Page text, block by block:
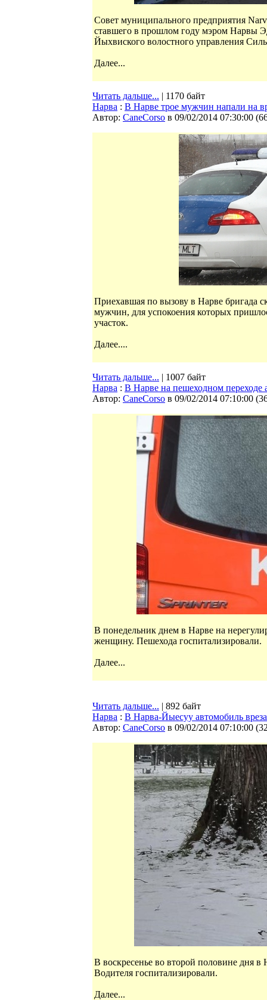
Совет муниципального предприятия
ставшего в прошлом году мэром Нарвы
Йыхвиского волостного управления
Далее...
Читать дальше... | 1170 байт
Нарва : В Нарве трое мужчин напали на
Автор: CaneCorso в 09/02/2014 07:30:00 (
Приехавшая по вызову в Нарве бригада
мужчин, для успокоения которых
участок.
Далее....
Читать дальше... | 1007 байт
Нарва : В Нарве на пешеходном
Автор: CaneCorso в 09/02/2014 07:10:00 (
В понедельник днем в Нарве на
женщину. Пешехода госпитализировали.
Далее...
Читать дальше... | 892 байт
Нарва : В Нарва-Йыесуу автомобиль
Автор: CaneCorso в 09/02/2014 07:10:00 (
В воскресенье во второй половине дня
Водителя госпитализировали.
Далее...